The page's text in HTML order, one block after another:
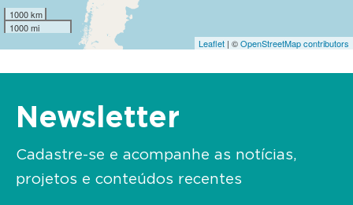
1000 km
1000 mi
Leaflet | ©OpenStreetMap contributors
Newsletter
Cadastre-se e acompanhe as notícias,
projetos e conteúdos recentes